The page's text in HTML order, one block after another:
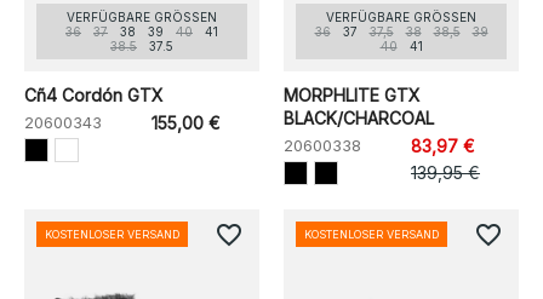
VERFÜGBARE GRÖSSEN
36
37 38 39 40
41
38.5
37.5
Cñ4 Cordón GTX
20600343 155,00 €
VERFÜGBARE GRÖSSEN
36
37 37,5 38 38,5
39
40
41
MORPHLITE GTX
BLACK/CHARCOAL
20600338
83,97 €
139,95 €
KOSTENLOSER VERSAND favorite_border KOSTENLOSER VERSAND favorite_border